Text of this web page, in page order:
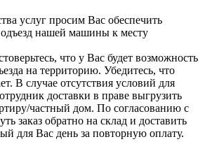
услуг просим Вас обеспечить
нашей машины к месту
что у Вас будет возможность
на территорию. Убедитесь, что
В случае отсутствия условий для
доставки в праве выгрузить
частный дом. По согласованию с
заказ обратно на склад и доставить
для Вас день за повторную оплату.